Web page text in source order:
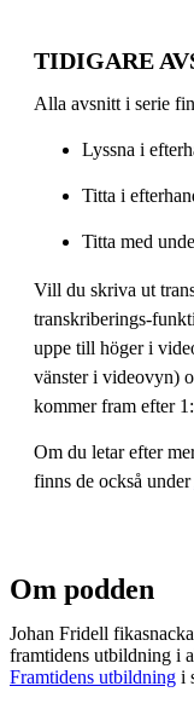
TIDIGARE
Alla avsnitt i serie
Lyssna i
Titta i
Titta med
Vill du skriva ut
transkriberings-
uppe till höger i
vänster i videovyn)
kommer fram efter
Om du letar efter
finns de också under
Om podden
Johan Fridell
framtidens utbildning i
Framtidens utbildning i